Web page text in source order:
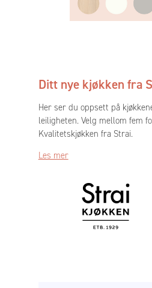
Ditt nye kjøkken fra
Her ser du oppsett på
leiligheten. Velg mellom fem
Kvalitetskjøkken fra Strai.
Les mer